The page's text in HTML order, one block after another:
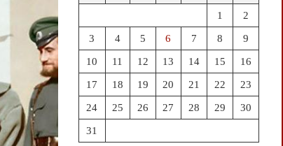
1 2
3 4 5 6 7 8 9
10 11 12 13 14 15 16
17 18 19 20 21 22 23
24 25 26 27 28 29 30
31